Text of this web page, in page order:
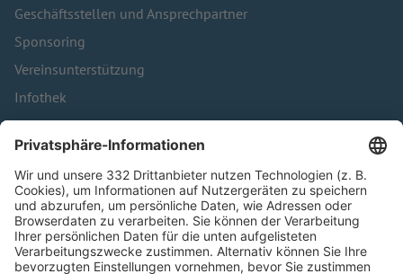
Geschäftsstellen und Ansprechpartner
Sponsoring
Vereinsunterstützung
Infothek
Kontakt
HÄUFIG BESUCHTE SEITEN
Pässe und Vereinswechsel
Trainerausbildung
Schulungsangebot Vereinsmitarbeiter